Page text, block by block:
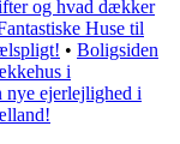
og hvad dækker
Huse til
• Boligsiden
i
nye ejerlejlighed i